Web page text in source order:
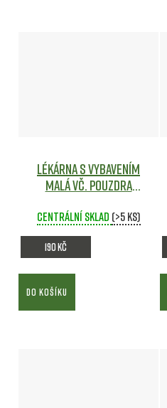
Lékárna s vybavením
MALÁ vč. pouzdra
Centrální sklad (>5 ks)
190 Kč
DO KOŠÍKU